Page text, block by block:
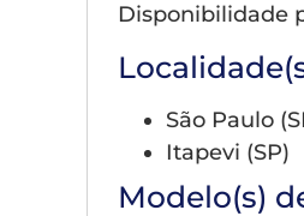
Disponibilidade
São Paulo
Itapevi (SP)
Modelo(s)